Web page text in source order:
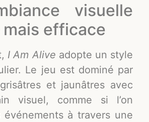
visuelle
efficace
I Am Alive adopte un style
Le jeu est dominé par
et jaunâtres avec
visuel, comme si l’on
événements à travers une